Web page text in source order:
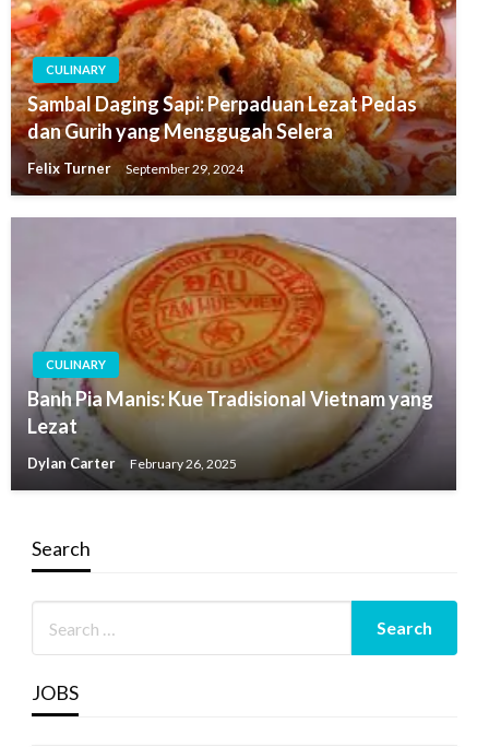
CULINARY
Sambal Daging Sapi: Perpaduan Lezat Pedas
dan Gurih yang Menggugah Selera
Felix Turner September 29, 2024
CULINARY
Banh Pia Manis: Kue Tradisional Vietnam yang
Lezat
Dylan Carter February 26, 2025
Search
JOBS